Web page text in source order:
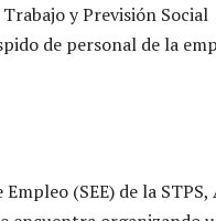
y Previsión Social
de personal de la
(SEE) de la STPS,